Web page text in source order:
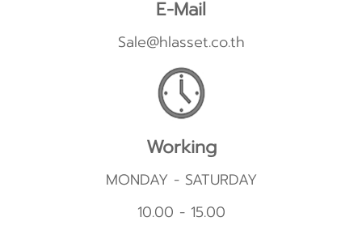
E-Mail
Sale@hlasset.co.th
Working
MONDAY - SATURDAY
10.00 - 15.00